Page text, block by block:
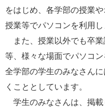
カ
ス
検
索
をはじめ、各学部の授業
授業等でパソコンを利用し
また、授業以外でも卒業
等、様々な場面でパソコン
全学部の学生のみなさん
くこととしています。
学生のみなさんは、掲載